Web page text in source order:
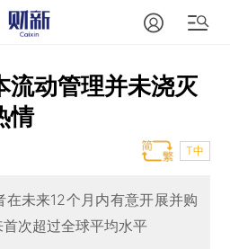
流动管理并未浇灭
情
T中
未来12个月内有意开展并购
次超过全球平均水平